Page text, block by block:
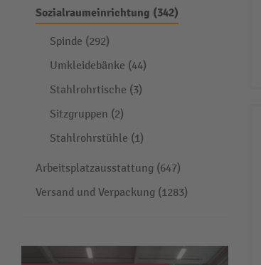
Sozialraumeinrichtung (342)
Spinde (292)
Umkleidebänke (44)
Stahlrohrtische (3)
Sitzgruppen (2)
Stahlrohrstühle (1)
Arbeitsplatzausstattung (647)
Versand und Verpackung (1283)